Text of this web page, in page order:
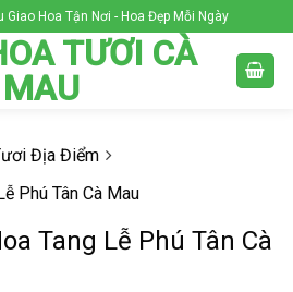
Giao Hoa Tận Nơi - Hoa Đẹp Mỗi Ngày
TƯƠI CÀ
MAU
Địa Điểm
Phú Tân Cà Mau
Tang Lễ Phú Tân Cà